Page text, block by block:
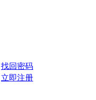
找回密码
立即注册